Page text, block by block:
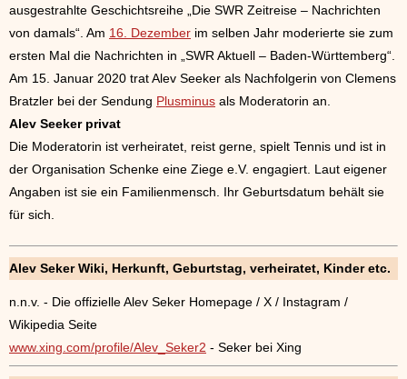
ausgestrahlte Geschichtsreihe „Die SWR Zeitreise – Nachrichten
von damals“. Am 16. Dezember im selben Jahr moderierte sie zum
ersten Mal die Nachrichten in „SWR Aktuell – Baden-Württemberg“.
Am 15. Januar 2020 trat Alev Seeker als Nachfolgerin von Clemens
Bratzler bei der Sendung Plusminus als Moderatorin an.
Alev Seeker privat
Die Moderatorin ist verheiratet, reist gerne, spielt Tennis und ist in
der Organisation Schenke eine Ziege e.V. engagiert. Laut eigener
Angaben ist sie ein Familienmensch. Ihr Geburtsdatum behält sie
für sich.
Alev Seker Wiki, Herkunft, Geburtstag, verheiratet, Kinder etc.
n.n.v. - Die offizielle Alev Seker Homepage / X / Instagram /
Wikipedia Seite
www.xing.com/profile/Alev_Seker2 - Seker bei Xing